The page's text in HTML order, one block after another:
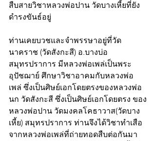
สืบสายวิชาหลวงพ่อปาน วัดบางเหี้ยที่ยัง
ดำรงขันธ์อยู่
ท่านเคยบวชและจำพรรษาอยู่ที่วัด
นาคราช (วัดสังกะสี) อ.บางบ่อ
สมุทรปราการ มีหลวงพ่อเพล่เป็นพระ
อุปัชฌาย์ ศึกษาวิชาอาคมกับหลวงพ่อ
เพล่ ซึ่งเป็นศิษย์เอกโดยตรงของหลวงพ่อ
นก วัดสังกะสี ซึ่งเป็นศิษย์เอกโดยตรง ของ
หลวงพ่อปาน วัดมงคลโคธาวาส(วัดบาง
เหี้ย) สมุทรปราการ ท่านจึงได้วิชาทำเสือ
จากหลวงพ่อเพล่ที่ถ่ายทอดสืบต่อกันมา